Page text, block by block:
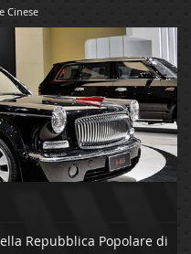
Cinese
Repubblica Popolare di